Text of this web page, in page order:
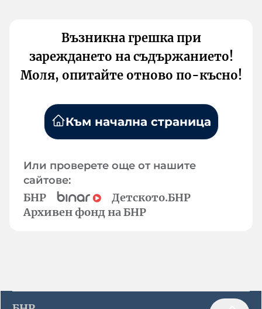
Възникна грешка при
зареждането на съдържанието!
Моля, опитайте отново по-късно!
Към начална страница
Или проверете още от нашите
сайтове:
БНР
Детското.БНР
Архивен фонд на БНР